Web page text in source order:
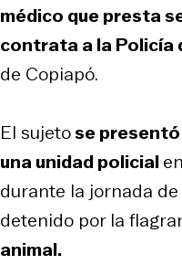
médico que presta
contrata a la Policía
de Copiapó.
El sujetose
una unidad policial
durante la jornada
detenido por la
animal.